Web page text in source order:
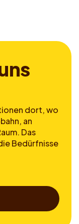
ns
dort, wo
an
Das
Bedürfnisse